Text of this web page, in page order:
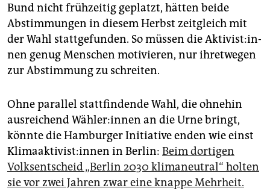
Bund nicht frühzeitig geplatzt, hätten beide
Abstimmungen in diesem Herbst zeitgleich mit
der Wahl stattgefunden. So müssen die Ak­ti­vis­t:in­
nen genug Menschen motivieren, nur ihretwegen
zur Abstimmung zu schreiten.
Ohne parallel stattfindende Wahl, die ohnehin
ausreichend Wäh­le­r:in­nen an die Urne bringt,
könnte die Ham­bur­ge­r Initiative enden wie einst
Kli­ma­ak­ti­vis­t:in­nen in Berlin: Beim dortigen
Volksentscheid „Berlin 2030 klimaneutral“ holten
sie vor zwei Jahren zwar eine knappe Mehrheit.